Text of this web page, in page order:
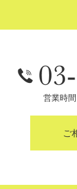
営業時間
ご